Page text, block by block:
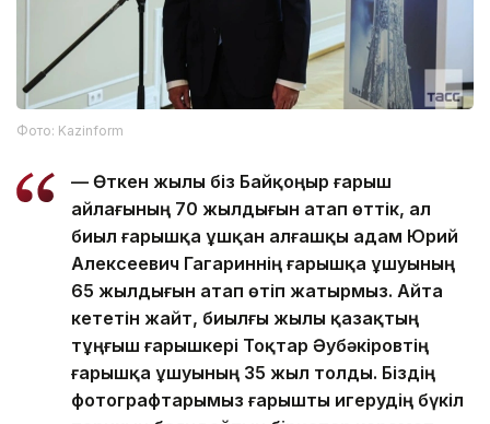
Фото: Kazinform
— Өткен жылы біз Байқоңыр ғарыш
айлағының 70 жылдығын атап өттік, ал
биыл ғарышқа ұшқан алғашқы адам Юрий
Алексеевич Гагариннің ғарышқа ұшуының
65 жылдығын атап өтіп жатырмыз. Айта
кететін жайт, биылғы жылы қазақтың
тұңғыш ғарышкері Тоқтар Әубәкіровтің
ғарышқа ұшуының 35 жыл толды. Біздің
фотографтарымыз ғарышты игерудің бүкіл